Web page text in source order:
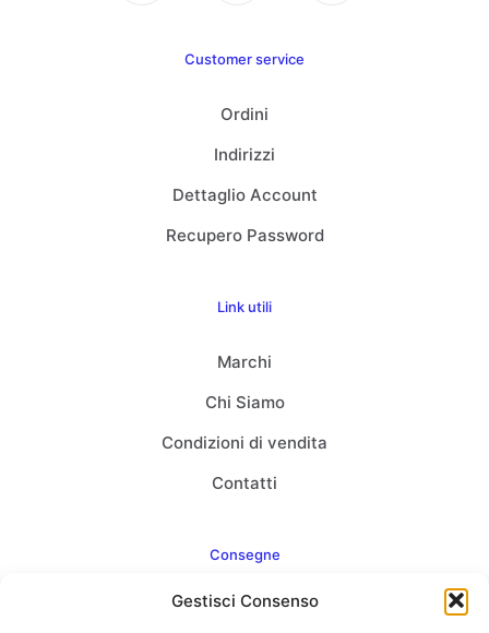
Gestisci Consenso
Customer service
Ordini
Indirizzi
Dettaglio Account
Recupero Password
Link utili
Marchi
Chi Siamo
Condizioni di vendita
Contatti
Consegne
Come consegnamo